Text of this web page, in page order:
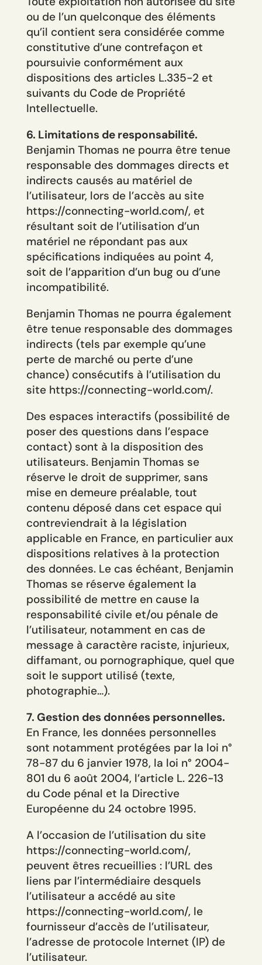
ou de l’un quelconque des éléments
qu’il contient sera considérée comme
constitutive d’une contrefaçon et
poursuivie conformément aux
dispositions des articles L.335-2 et
suivants du Code de Propriété
Intellectuelle.
6. Limitations de responsabilité.
Benjamin Thomas ne pourra être tenue
responsable des dommages directs et
indirects causés au matériel de
l’utilisateur, lors de l’accès au site
https://connecting-world.com/, et
résultant soit de l’utilisation d’un
matériel ne répondant pas aux
spécifications indiquées au point 4,
soit de l’apparition d’un bug ou d’une
incompatibilité.
Benjamin Thomas ne pourra également
être tenue responsable des dommages
indirects (tels par exemple qu’une
perte de marché ou perte d’une
chance) consécutifs à l’utilisation du
site https://connecting-world.com/.
Des espaces interactifs (possibilité de
poser des questions dans l’espace
contact) sont à la disposition des
utilisateurs. Benjamin Thomas se
réserve le droit de supprimer, sans
mise en demeure préalable, tout
contenu déposé dans cet espace qui
contreviendrait à la législation
applicable en France, en particulier aux
dispositions relatives à la protection
des données. Le cas échéant, Benjamin
Thomas se réserve également la
possibilité de mettre en cause la
responsabilité civile et/ou pénale de
l’utilisateur, notamment en cas de
message à caractère raciste, injurieux,
diffamant, ou pornographique, quel que
soit le support utilisé (texte,
photographie…).
7. Gestion des données personnelles.
En France, les données personnelles
sont notamment protégées par la loi n°
78-87 du 6 janvier 1978, la loi n° 2004-
801 du 6 août 2004, l’article L. 226-13
du Code pénal et la Directive
Européenne du 24 octobre 1995.
A l’occasion de l’utilisation du site
https://connecting-world.com/,
peuvent êtres recueillies : l’URL des
liens par l’intermédiaire desquels
l’utilisateur a accédé au site
https://connecting-world.com/, le
fournisseur d’accès de l’utilisateur,
l’adresse de protocole Internet (IP) de
l’utilisateur.